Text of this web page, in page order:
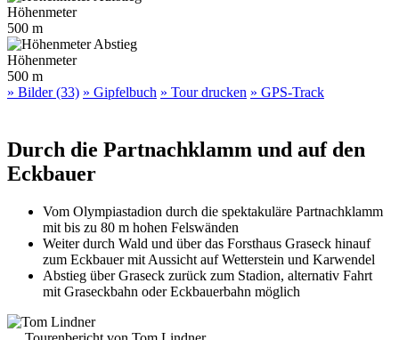
Höhenmeter
500 m
Höhenmeter
500 m
» Bilder (33) » Gipfelbuch » Tour drucken » GPS-Track
Durch die Partnachklamm und auf den
Eckbauer
Vom Olympiastadion durch die spektakuläre Partnachklamm
mit bis zu 80 m hohen Felswänden
Weiter durch Wald und über das Forsthaus Graseck hinauf
zum Eckbauer mit Aussicht auf Wetterstein und Karwendel
Abstieg über Graseck zurück zum Stadion, alternativ Fahrt
mit Graseckbahn oder Eckbauerbahn möglich